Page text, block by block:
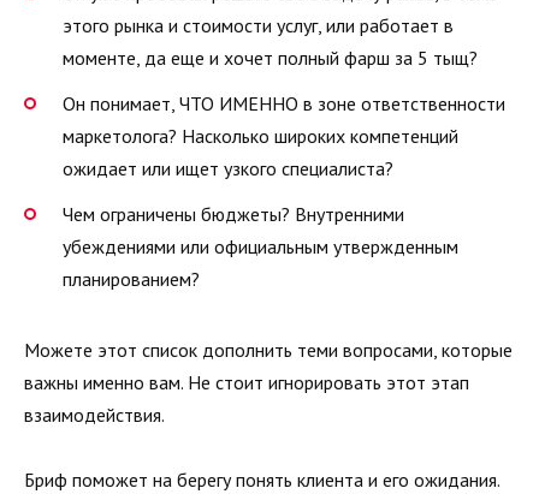
этого рынка и стоимости услуг, или работает в
моменте, да еще и хочет полный фарш за 5 тыщ?
Он понимает, ЧТО ИМЕННО в зоне ответственности
маркетолога? Насколько широких компетенций
ожидает или ищет узкого специалиста?
Чем ограничены бюджеты? Внутренними
убеждениями или официальным утвержденным
планированием?
Можете этот список дополнить теми вопросами, которые
важны именно вам. Не стоит игнорировать этот этап
взаимодействия.
Бриф поможет на берегу понять клиента и его ожидания.